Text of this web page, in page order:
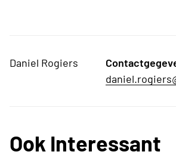
Daniel Rogiers
Ook Interessant